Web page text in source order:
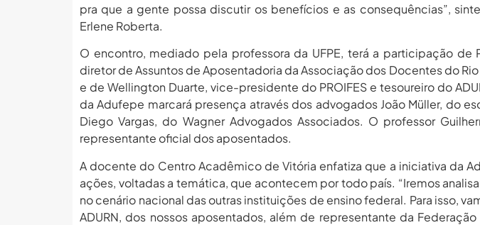
pra que a gente possa discutir os benefícios e as consequências”,
Erlene Roberta.
O encontro, mediado pela professora da UFPE, terá a participação de
diretor de Assuntos de Aposentadoria da Associação dos Docentes do
e de Wellington Duarte, vice-presidente do PROIFES e tesoureiro do
da Adufepe marcará presença através dos advogados João Müller, do
Diego Vargas, do Wagner Advogados Associados. O professor
representante oficial dos aposentados.
A docente do Centro Acadêmico de Vitória enfatiza que a iniciativa da
ações, voltadas a temática, que acontecem por todo país. “Iremos
no cenário nacional das outras instituições de ensino federal. Para isso,
ADURN, dos nossos aposentados, além de representante da